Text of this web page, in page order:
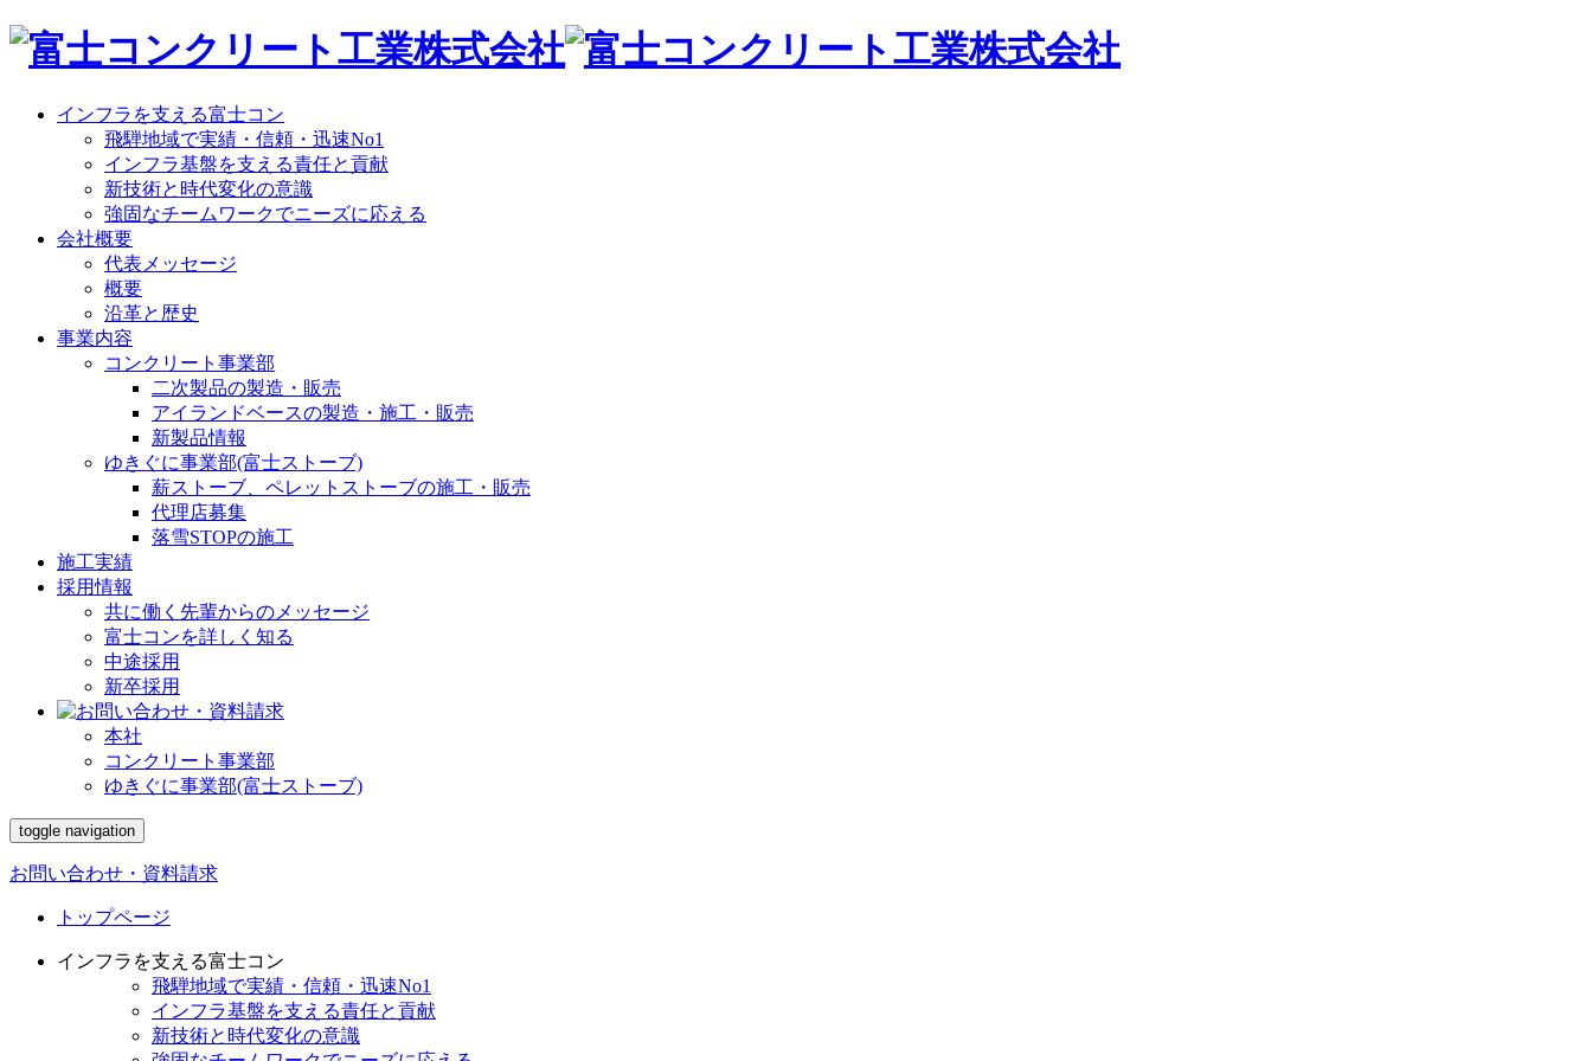
インフラを支える富士コン
飛騨地域で実績・信頼・迅速No1
インフラ基盤を支える責任と貢献
新技術と時代変化の意識
強固なチームワークでニーズに応える
会社概要
代表メッセージ
概要
沿革と歴史
事業内容
コンクリート事業部
二次製品の製造・販売
アイランドベースの製造・施工・販売
新製品情報
ゆきぐに事業部(富士ストーブ)
薪ストーブ、ペレットストーブの施工・販売
代理店募集
落雪STOPの施工
施工実績
採用情報
共に働く先輩からのメッセージ
富士コンを詳しく知る
中途採用
新卒採用
本社
コンクリート事業部
ゆきぐに事業部(富士ストーブ)
toggle navigation
お問い合わせ・資料請求
トップページ
インフラを支える富士コン
飛騨地域で実績・信頼・迅速No1
インフラ基盤を支える責任と貢献
新技術と時代変化の意識